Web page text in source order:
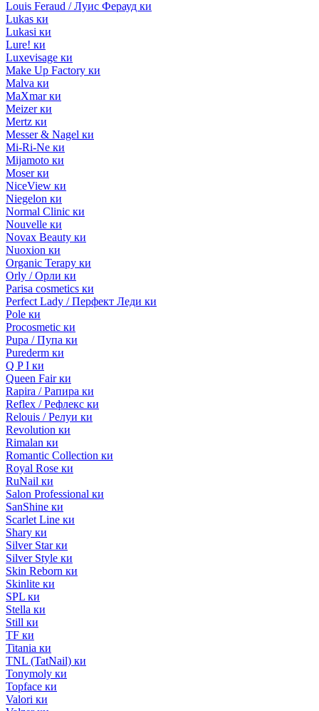
Louis Feraud / Луис Ферауд ки
Lukas ки
Lukasi ки
Lure! ки
Luxevisage ки
Make Up Factory ки
Malva ки
MaXmar ки
Meizer ки
Mertz ки
Messer & Nagel ки
Mi-Ri-Ne ки
Mijamoto ки
Moser ки
NiceView ки
Niegelon ки
Normal Clinic ки
Nouvelle ки
Novax Beauty ки
Nuoxion ки
Organic Terapy ки
Orly / Орли ки
Parisa cosmetics ки
Perfect Lady / Перфект Леди ки
Pole ки
Procosmetic ки
Pupa / Пупа ки
Purederm ки
Q P I ки
Queen Fair ки
Rapira / Рапира ки
Reflex / Рефлекс ки
Relouis / Релуи ки
Revolution ки
Rimalan ки
Romantic Collection ки
Royal Rose ки
RuNail ки
Salon Professional ки
SanShine ки
Scarlet Line ки
Shary ки
Silver Star ки
Silver Style ки
Skin Reborn ки
Skinlite ки
SPL ки
Stella ки
Still ки
TF ки
Titania ки
TNL (TatNail) ки
Tonymoly ки
Topface ки
Valori ки